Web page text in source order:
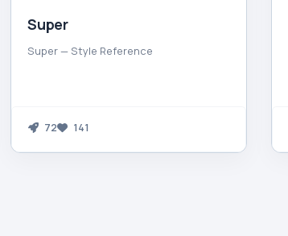
Super
Super — Style Reference
72 141